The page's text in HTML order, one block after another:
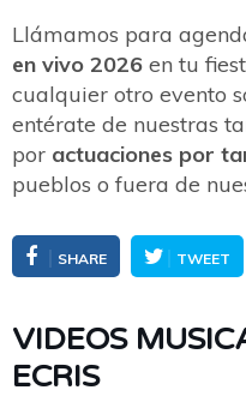
Llámamos para
en vivo 2026 en tu
cualquier otro evento
entérate de nuestras
por actuaciones por
pueblos o fuera de
SHARE TWEET
VIDEOS
ECRIS